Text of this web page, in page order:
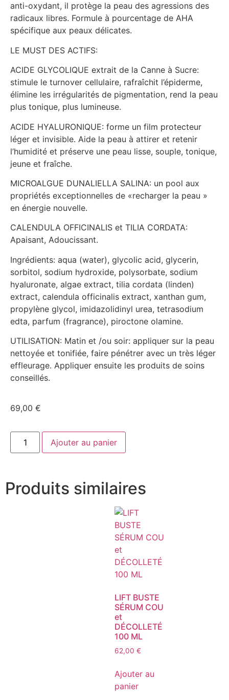
anti-oxydant, il protège la peau des agressions des
radicaux libres. Formule à pourcentage de AHA
spécifique aux peaux délicates.
LE MUST DES ACTIFS:
ACIDE GLYCOLIQUE extrait de la Canne à Sucre:
stimule le turnover cellulaire, rafraîchit l’épiderme,
élimine les irrégularités de pigmentation, rend la peau
plus tonique, plus lumineuse.
ACIDE HYALURONIQUE: forme un film protecteur
léger et invisible. Aide la peau à attirer et retenir
l’humidité et préserve une peau lisse, souple, tonique,
jeune et fraîche.
MICROALGUE DUNALIELLA SALINA: un pool aux
propriétés exceptionnelles de «recharger la peau »
en énergie nouvelle.
CALENDULA OFFICINALIS et TILIA CORDATA:
Apaisant, Adoucissant.
Ingrédients: aqua (water), glycolic acid, glycerin,
sorbitol, sodium hydroxide, polysorbate, sodium
hyaluronate, algae extract, tilia cordata (linden)
extract, calendula officinalis extract, xanthan gum,
propylène glycol, imidazolidinyl urea, tetrasodium
edta, parfum (fragrance), piroctone olamine.
UTILISATION: Matin et /ou soir: appliquer sur la peau
nettoyée et tonifiée, faire pénétrer avec un très léger
effleurage. Appliquer ensuite les produits de soins
conseillés.
69,00 €
Ajouter au panier
Produits similaires
LIFT BUSTE
SÉRUM COU
et
DÉCOLLETÉ
100 ML
62,00 €
Ajouter au
panier